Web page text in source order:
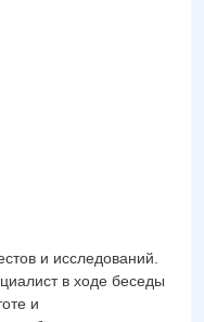
и исследований.
в ходе беседы
и